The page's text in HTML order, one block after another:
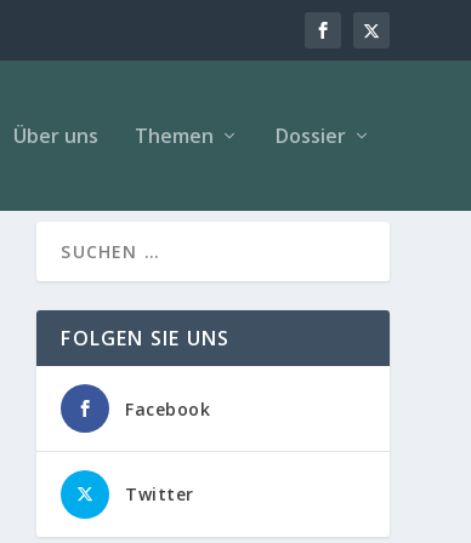
Über uns Themen Dossier
FOLGEN SIE UNS
Facebook
Twitter